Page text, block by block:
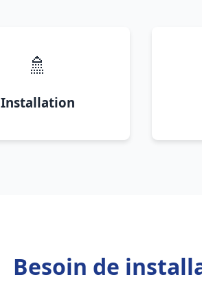
🚿
Installation
Besoin de